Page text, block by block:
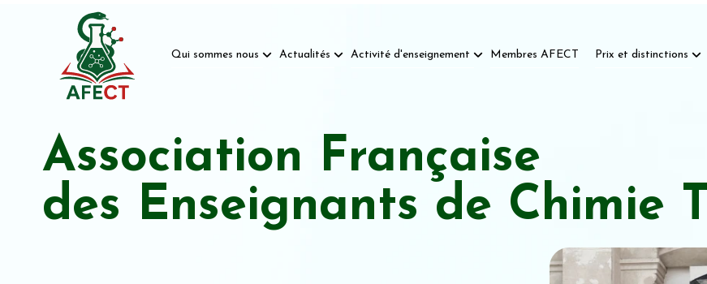
Qui sommes nous Actualités Activité d'enseignement Membres AFECT Prix et distinctions
Association Française
des Enseignants de Chimie